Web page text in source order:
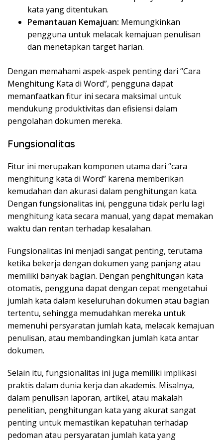
kata yang ditentukan.
Pemantauan Kemajuan: Memungkinkan
pengguna untuk melacak kemajuan penulisan
dan menetapkan target harian.
Dengan memahami aspek-aspek penting dari “Cara
Menghitung Kata di Word”, pengguna dapat
memanfaatkan fitur ini secara maksimal untuk
mendukung produktivitas dan efisiensi dalam
pengolahan dokumen mereka.
Fungsionalitas
Fitur ini merupakan komponen utama dari “cara
menghitung kata di Word” karena memberikan
kemudahan dan akurasi dalam penghitungan kata.
Dengan fungsionalitas ini, pengguna tidak perlu lagi
menghitung kata secara manual, yang dapat memakan
waktu dan rentan terhadap kesalahan.
Fungsionalitas ini menjadi sangat penting, terutama
ketika bekerja dengan dokumen yang panjang atau
memiliki banyak bagian. Dengan penghitungan kata
otomatis, pengguna dapat dengan cepat mengetahui
jumlah kata dalam keseluruhan dokumen atau bagian
tertentu, sehingga memudahkan mereka untuk
memenuhi persyaratan jumlah kata, melacak kemajuan
penulisan, atau membandingkan jumlah kata antar
dokumen.
Selain itu, fungsionalitas ini juga memiliki implikasi
praktis dalam dunia kerja dan akademis. Misalnya,
dalam penulisan laporan, artikel, atau makalah
penelitian, penghitungan kata yang akurat sangat
penting untuk memastikan kepatuhan terhadap
pedoman atau persyaratan jumlah kata yang